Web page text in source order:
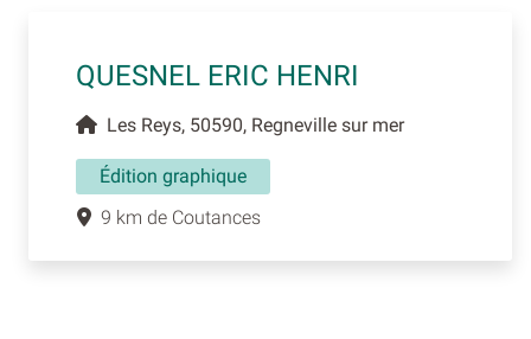
QUESNEL ERIC HENRI
Les Reys, 50590, Regneville sur mer
Édition graphique
9 km de Coutances